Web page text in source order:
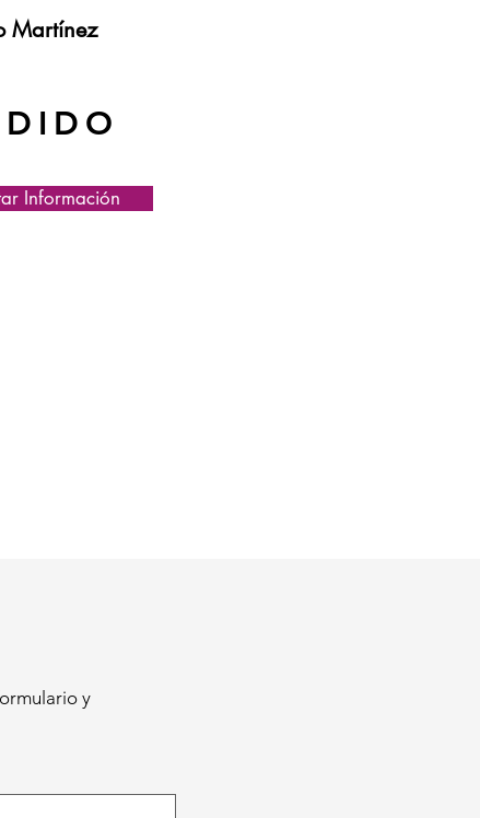
Martínez
Información
y